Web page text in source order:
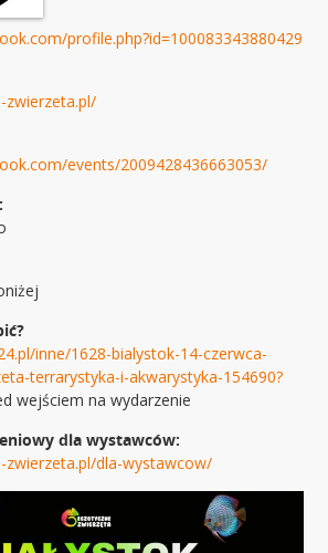
profile.php?id=100083343880429
zwierzeta.pl/
events/2009428436663053/
inne/1628-bialystok-14-czerwca-
terrarystyka-i-akwarystyka-154690?
wejściem na wydarzenie
dla wystawców:
dla-wystawcow/